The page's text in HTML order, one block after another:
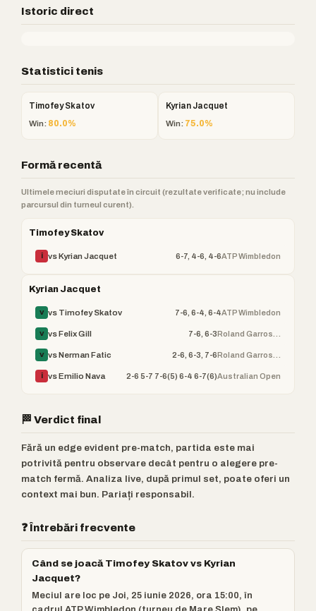
Istoric direct
Statistici tenis
Timofey Skatov
Win: 80.0%
Kyrian Jacquet
Win: 75.0%
Formă recentă
Ultimele meciuri disputate în circuit (rezultate verificate; nu include
parcursul din turneul curent).
Timofey Skatov
Î vs Kyrian Jacquet 6-7, 4-6, 4-6ATP Wimbledon
Kyrian Jacquet
V vs Timofey Skatov 7-6, 6-4, 6-4ATP Wimbledon
V vs Felix Gill 7-6, 6-3
V vs Nerman Fatic 2-6, 6-3, 7-6
Î vs Emilio Nava 2-6 5-7 7-6(5) 6-4 6-7(6)Australian Open
🏁 Verdict final
Fără un edge evident pre-match, partida este mai
potrivită pentru observare decât pentru o alegere pre-
match fermă. Analiza live, după primul set, poate oferi un
context mai bun. Pariați responsabil.
❓ Întrebări frecvente
Când se joacă Timofey Skatov vs Kyrian
Jacquet?
Meciul are loc pe Joi, 25 iunie 2026, ora 15:00, în